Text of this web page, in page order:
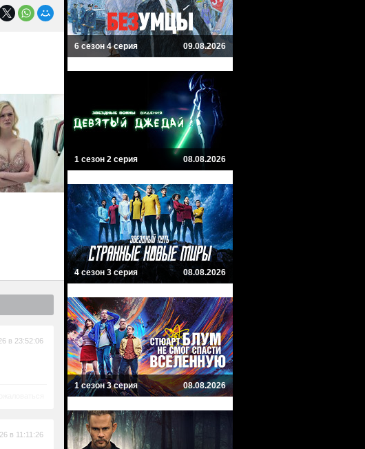
в 23:52:06
в 11:11:26
6 сезон 4 серия 09.08.2026
1 сезон 2 серия 08.08.2026
4 сезон 3 серия 08.08.2026
1 сезон 3 серия 08.08.2026